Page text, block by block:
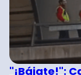
"¡Bájate!":